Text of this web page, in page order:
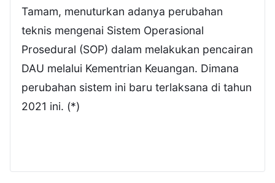
Tamam, menuturkan adanya perubahan
teknis mengenai Sistem Operasional
Prosedural (SOP) dalam melakukan pencairan
DAU melalui Kementrian Keuangan. Dimana
perubahan sistem ini baru terlaksana di tahun
2021 ini. (*)